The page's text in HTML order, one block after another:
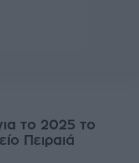
το 2025 το
Πειραιά